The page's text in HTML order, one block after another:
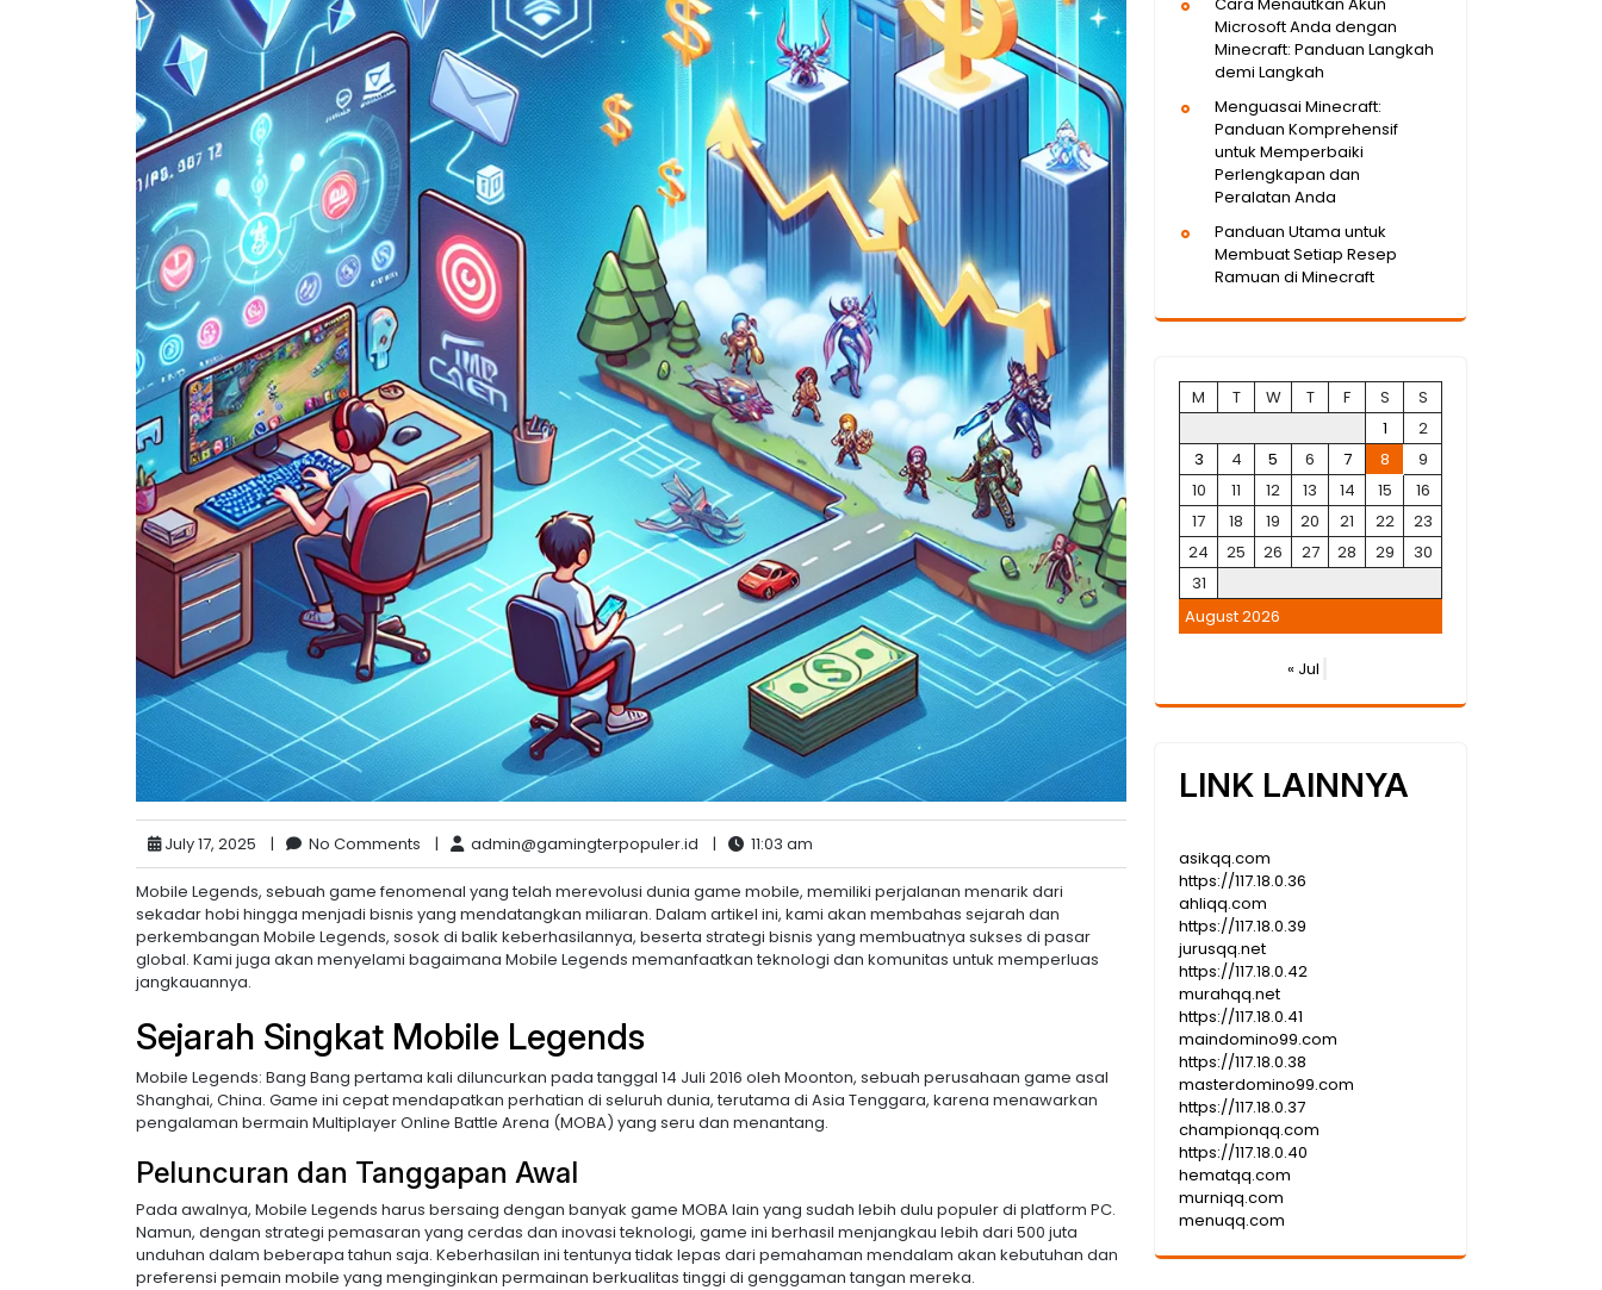
July 17, 2025 | No Comments | admin@gamingterpopuler.id | 11:03 am
Mobile Legends, sebuah game fenomenal yang telah merevolusi dunia game mobile, memiliki perjalanan menarik dari
sekadar hobi hingga menjadi bisnis yang mendatangkan miliaran. Dalam artikel ini, kami akan membahas sejarah dan
perkembangan Mobile Legends, sosok di balik keberhasilannya, beserta strategi bisnis yang membuatnya sukses di pasar
global. Kami juga akan menyelami bagaimana Mobile Legends memanfaatkan teknologi dan komunitas untuk memperluas
jangkauannya.
Sejarah Singkat Mobile Legends
Mobile Legends: Bang Bang pertama kali diluncurkan pada tanggal 14 Juli 2016 oleh Moonton, sebuah perusahaan game asal
Shanghai, China. Game ini cepat mendapatkan perhatian di seluruh dunia, terutama di Asia Tenggara, karena menawarkan
pengalaman bermain Multiplayer Online Battle Arena (MOBA) yang seru dan menantang.
Peluncuran dan Tanggapan Awal
Pada awalnya, Mobile Legends harus bersaing dengan banyak game MOBA lain yang sudah lebih dulu populer di platform PC.
Namun, dengan strategi pemasaran yang cerdas dan inovasi teknologi, game ini berhasil menjangkau lebih dari 500 juta
unduhan dalam beberapa tahun saja. Keberhasilan ini tentunya tidak lepas dari pemahaman mendalam akan kebutuhan dan
preferensi pemain mobile yang menginginkan permainan berkualitas tinggi di genggaman tangan mereka.
Microsoft Anda dengan
Minecraft: Panduan Langkah
demi Langkah
Menguasai Minecraft:
Panduan Komprehensif
untuk Memperbaiki
Perlengkapan dan
Peralatan Anda
Panduan Utama untuk
Membuat Setiap Resep
Ramuan di Minecraft
August 2026
M T W T F S
S
1
2
3
4 5 6 7 8
9
10
11 12 13 14 15
16
17
18 19 20 21 22
23
24
25 26 27 28 29
30
31
« Jul
LINK LAINNYA
asikqq.com
https://117.18.0.36
ahliqq.com
https://117.18.0.39
jurusqq.net
https://117.18.0.42
murahqq.net
https://117.18.0.41
maindomino99.com
https://117.18.0.38
masterdomino99.com
https://117.18.0.37
championqq.com
https://117.18.0.40
hematqq.com
murniqq.com
menuqq.com